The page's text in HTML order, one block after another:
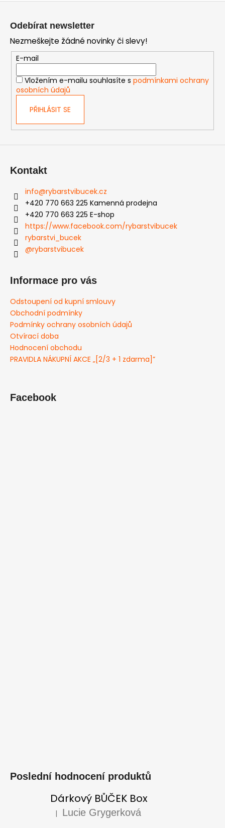
Odebírat newsletter
Nezmeškejte žádné novinky či slevy!
E-mail
Vložením e-mailu souhlasíte s podmínkami ochrany
osobních údajů
PŘIHLÁSIT SE
Kontakt
info@rybarstvibucek.cz
+420 770 663 225 Kamenná prodejna
+420 770 663 225 E-shop
https://www.facebook.com/rybarstvibucek
rybarstvi_bucek
@rybarstvibucek
Informace pro vás
Odstoupení od kupní smlouvy
Obchodní podmínky
Podmínky ochrany osobních údajů
Otvírací doba
Hodnocení obchodu
PRAVIDLA NÁKUPNÍ AKCE „[2/3 + 1 zdarma]”
Facebook
Poslední hodnocení produktů
Dárkový BŮČEK Box
Hodnocení produktu je 5 z 5 hvězdiček.
| Lucie Grygerková